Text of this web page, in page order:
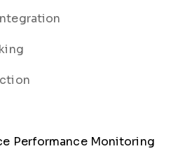
Performance Monitoring